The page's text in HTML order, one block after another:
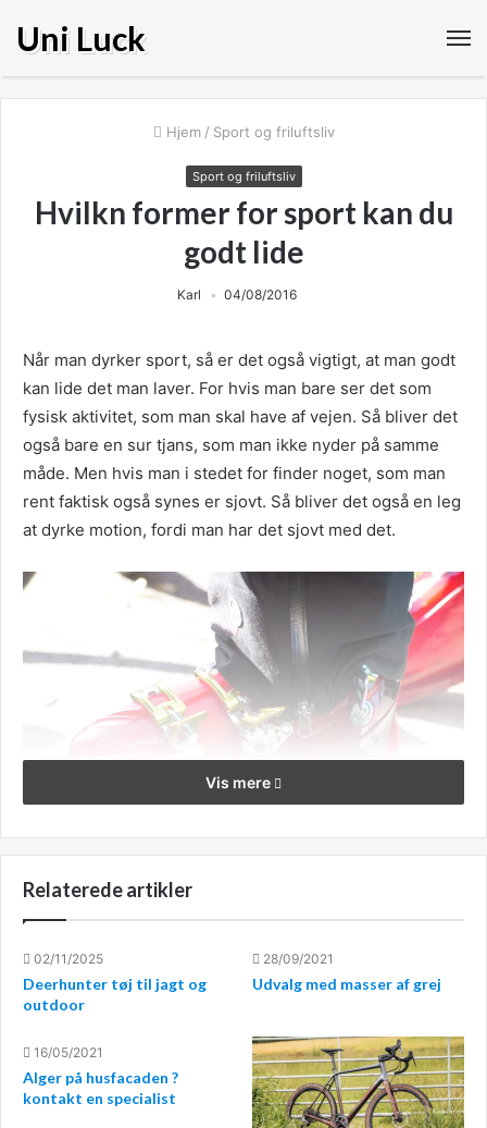
Uni Luck
Hjem / Sport og friluftsliv
Sport og friluftsliv
Hvilkn former for sport kan du
godt lide
Karl 04/08/2016
Når man dyrker sport, så er det også vigtigt, at man godt
kan lide det man laver. For hvis man bare ser det som
fysisk aktivitet, som man skal have af vejen. Så bliver det
også bare en sur tjans, som man ikke nyder på samme
måde. Men hvis man i stedet for finder noget, som man
rent faktisk også synes er sjovt. Så bliver det også en leg
at dyrke motion, fordi man har det sjovt med det.
Prøv forskellige sportsgrene
Hvis du endnu ikke har fundet den sportsgren, som du
gerne vil dyrke. Så kan det være en god ide, at prøve
forskellige sportsgrene. På den måde kan man få en
fornemmelse af, hvad man synes er sjovt at lave. Og så
spore sig ind på, om der er noget af det, som man vil
Vis mere
Relaterede artikler
02/11/2025
Deerhunter tøj til jagt og
outdoor
28/09/2021
Udvalg med masser af grej
16/05/2021
Alger på husfacaden ?
kontakt en specialist